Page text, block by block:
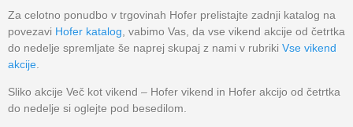
Za celotno ponudbo v trgovinah Hofer prelistajte zadnji katalog na
povezavi Hofer katalog , vabimo Vas, da vse vikend akcije od četrtka
do nedelje spremljate še naprej skupaj z nami v rubriki Vse vikend
akcije
Sliko akcije Več kot vikend – Hofer vikend in Hofer akcijo od četrtka
do nedelje si oglejte pod besedilom.